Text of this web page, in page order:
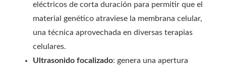
eléctricos de corta duración para permitir que el
material genético atraviese la membrana celular,
una técnica aprovechada en diversas terapias
celulares.
Ultrasonido focalizado: genera una apertura